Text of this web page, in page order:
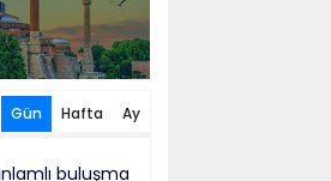
Gün Hafta Ay
buluşma